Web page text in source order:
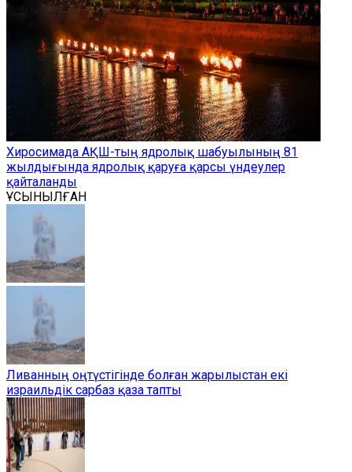
Хиросимада АҚШ-тың ядролық шабуылының 81
жылдығында ядролық қаруға қарсы үндеулер
қайталанды
ҰСЫНЫЛҒАН
Ливанның оңтүстігінде болған жарылыстан екі
израильдік сарбаз қаза тапты